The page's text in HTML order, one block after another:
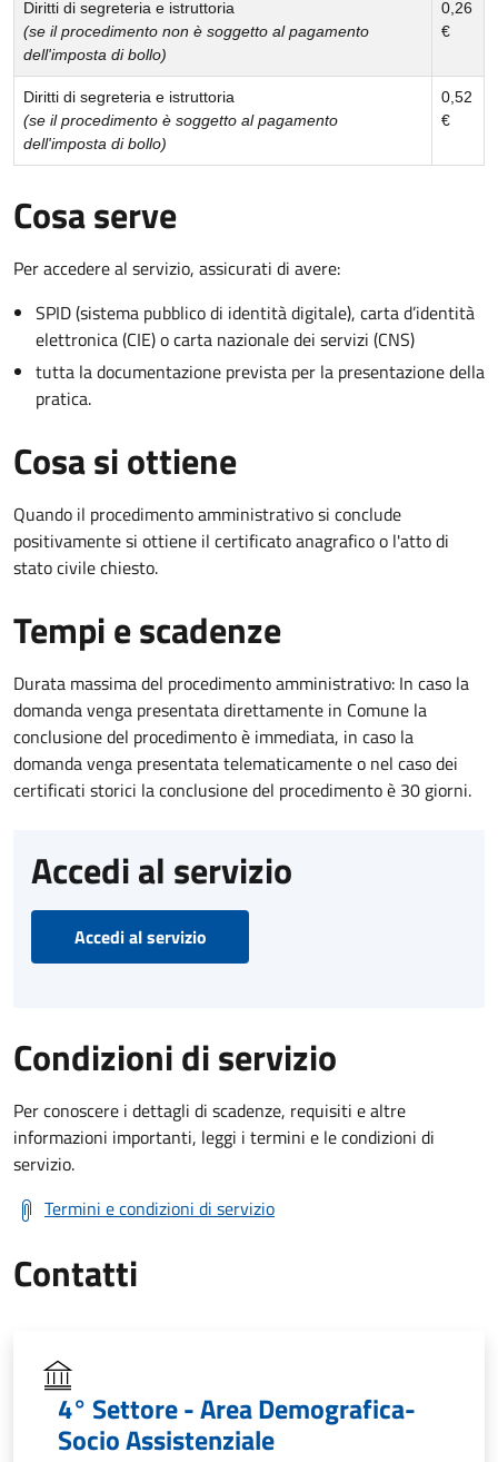
Diritti di segreteria e istruttoria
(se il procedimento non è soggetto al pagamento
dell'imposta di bollo)
0,26
€
Diritti di segreteria e istruttoria
(se il procedimento è soggetto al pagamento
dell'imposta di bollo)
0,52
€
Cosa serve
Per accedere al servizio, assicurati di avere:
SPID (sistema pubblico di identità digitale), carta d’identità
elettronica (CIE) o carta nazionale dei servizi (CNS)
tutta la documentazione prevista per la presentazione della
pratica.
Cosa si ottiene
Quando il procedimento amministrativo si conclude
positivamente si ottiene il certificato anagrafico o l'atto di
stato civile chiesto.
Tempi e scadenze
Durata massima del procedimento amministrativo: In caso la
domanda venga presentata direttamente in Comune la
conclusione del procedimento è immediata, in caso la
domanda venga presentata telematicamente o nel caso dei
certificati storici la conclusione del procedimento è 30 giorni.
Accedi al servizio
Accedi al servizio
Condizioni di servizio
Per conoscere i dettagli di scadenze, requisiti e altre
informazioni importanti, leggi i termini e le condizioni di
servizio.
Termini e condizioni di servizio
Contatti
4° Settore - Area Demografica-
Socio Assistenziale